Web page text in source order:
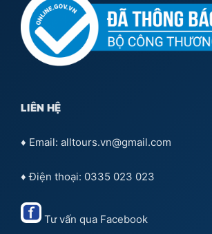
LIÊN HỆ
♦ Email: alltours.vn@gmail.com
♦ Điện thoại: 0335 023 023
Tư vấn qua Facebook